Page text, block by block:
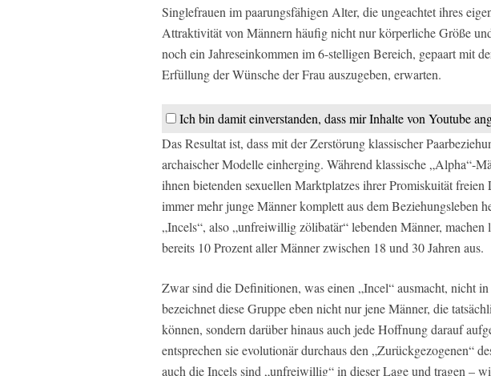
Singlefrauen im paarungsfähigen Alter, die ungeachtet ihres
Attraktivität von Männern häufig nicht nur körperliche Größe
noch ein Jahreseinkommen im 6-stelligen Bereich, gepaart mit
Erfüllung der Wünsche der Frau auszugeben, erwarten.
Ich bin damit einverstanden, dass mir Inhalte von Youtube
Das Resultat ist, dass mit der Zerstörung klassischer
archaischer Modelle einherging. Während klassische „Alpha“-
ihnen bietenden sexuellen Marktplatzes ihrer Promiskuität freien
immer mehr junge Männer komplett aus dem Beziehungsleben
„Incels“, also „unfreiwillig zölibatär“ lebenden Männer, machen
bereits 10 Prozent aller Männer zwischen 18 und 30 Jahren aus.
Zwar sind die Definitionen, was einen „Incel“ ausmacht, nicht
bezeichnet diese Gruppe eben nicht nur jene Männer, die
können, sondern darüber hinaus auch jede Hoffnung darauf
entsprechen sie evolutionär durchaus den „Zurückgezogenen“
auch die Incels sind „unfreiwillig“ in dieser Lage und tragen –